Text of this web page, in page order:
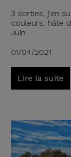
3 sorties, j'en
couleurs, hâte
Juin.
01/04/2021
Lire la suite